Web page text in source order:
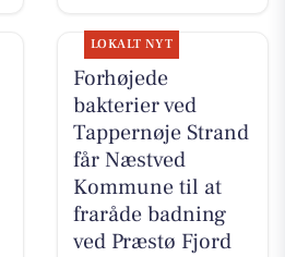
LOKALT NYT
Forhøjede
bakterier ved
Tappernøje Strand
får Næstved
Kommune til at
fraråde badning
ved Præstø Fjord